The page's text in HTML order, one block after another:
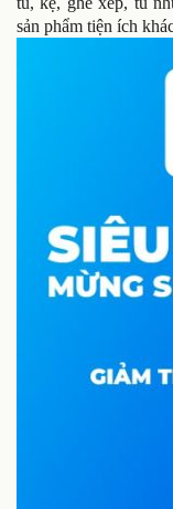
sản phẩm tiện ích